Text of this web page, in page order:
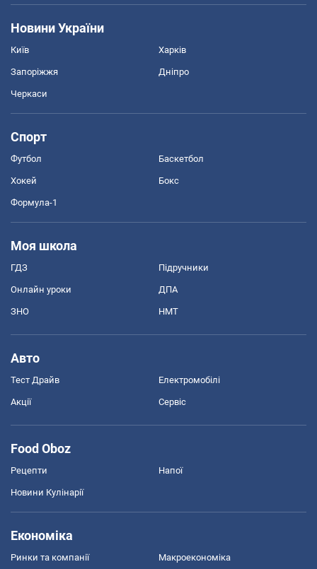
Новини України
Київ Харків
Запоріжжя Дніпро
Черкаси
Спорт
Футбол Баскетбол
Хокей Бокс
Формула-1
Моя школа
ГДЗ Підручники
Онлайн уроки ДПА
ЗНО НМТ
Авто
Тест Драйв Електромобілі
Акції Сервіс
Food Oboz
Рецепти Напої
Новини Кулінарії
Економіка
Ринки та компанії Макроекономіка